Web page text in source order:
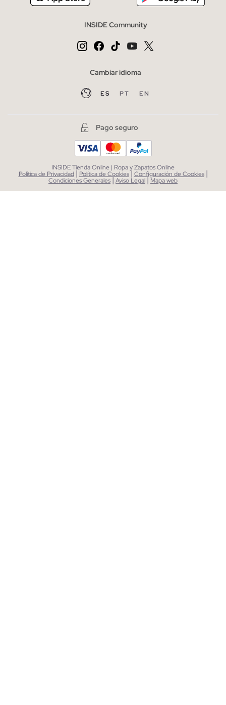
INSIDE Community
Cambiar idioma
ES PT EN
Pago seguro
INSIDE Tienda Online | Ropa y Zapatos Online
Política de Privacidad | Política de Cookies| Configuración de Cookies |
Condiciones Generales|Aviso Legal| Mapa web